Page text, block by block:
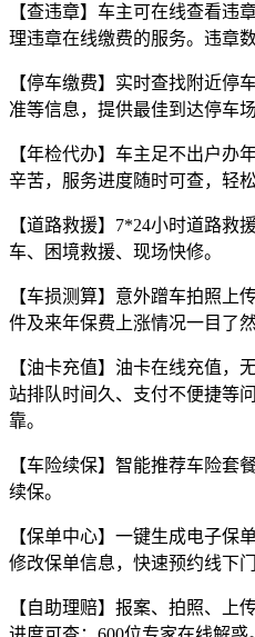
【查违章】车主可在线查看违
理违章在线缴费的服务。违章
【停车缴费】实时查找附近停
准等信息，提供最佳到达停车
【年检代办】车主足不出户办
辛苦，服务进度随时可查，轻松
【道路救援】7*24小时道路救
车、困境救援、现场快修。
【车损测算】意外蹭车拍照上
件及来年保费上涨情况一目了然
【油卡充值】油卡在线充值，
站排队时间久、支付不便捷等
靠。
【车险续保】智能推荐车险套
续保。
【保单中心】一键生成电子保
修改保单信息，快速预约线下门
【自助理赔】报案、拍照、上